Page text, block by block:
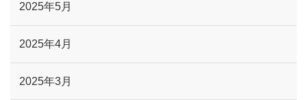
2025年5月
2025年4月
2025年3月